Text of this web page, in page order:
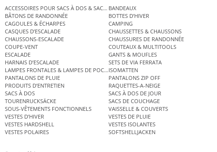
ACCESSOIRES POUR SACS À DOS & SACS ÉTANCHES
BANDEAUX
BÂTONS DE RANDONNÉE
BOTTES D’HIVER
CAGOULES & ÉCHARPES
CAMPING
CASQUES D’ESCALADE
CHAUSSETTES & CHAUSSONS
CHAUSSONS-ESCALADE
CHAUSSURES DE RANDONNÉE
COUPE-VENT
COUTEAUX & MULTITOOLS
ESCALADE
GANTS & MOUFLES
HARNAIS D’ESCALADE
SETS DE VIA FERRATA
LAMPES FRONTALES & LAMPES DE POCHEISOMATTEN
PANTALONS DE PLUIE
PANTALONS ZIP OFF
PRODUITS D’ENTRETIEN
RAQUETTES-A-NEIGE
SACS À DOS
SACS À DOS DE JOUR
TOURENRUCKSÄCKE
SACS DE COUCHAGE
SOUS-VÊTEMENTS FONCTIONNELS
VAISSELLE & COUVERTS
VESTES D’HIVER
VESTES DE PLUIE
VESTES HARDSHELL
VESTES ISOLANTES
VESTES POLAIRES
SOFTSHELLJACKEN